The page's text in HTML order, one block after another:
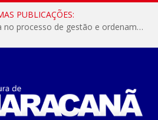
PUBLICAÇÕES:
Resex Maracanã avança no processo de gestão e ordenamento do turismo em nossas áreas protegidas.